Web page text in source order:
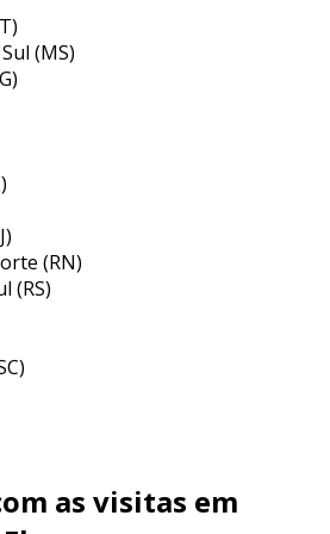
do
utilizado em diversos
como uma
eixos em
sua aplicação é
geradores, bombas,
entre outros. o
de suportar
no ideal para
e
flange fornece a
para acomodar
entre os eixos
algumas das
tipo de
(MS)
(RN)
(RS)
as visitas em